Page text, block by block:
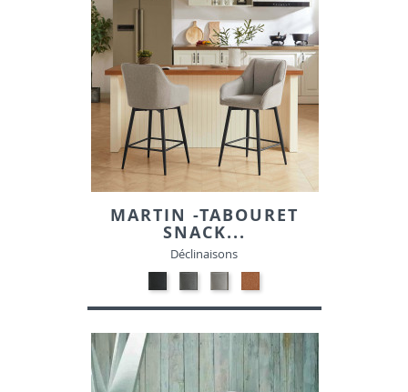
MARTIN -TABOURET
SNACK...
Déclinaisons
MARK
456-
TISSU
MARK
454-
TISSU
MARK
130-
TISSU
MARK
251-
TISSU